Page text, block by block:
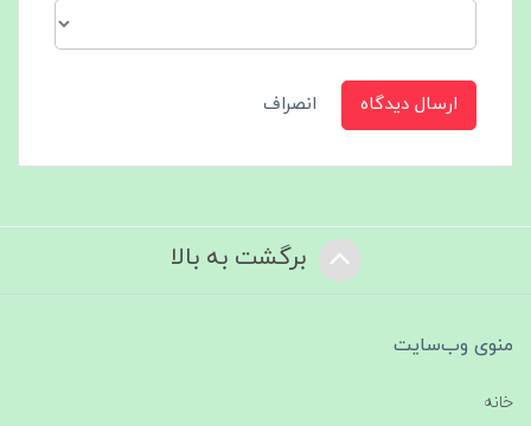
ارسال دیدگاه انصراف
برگشت به بالا
منوی وب‌سایت
خانه